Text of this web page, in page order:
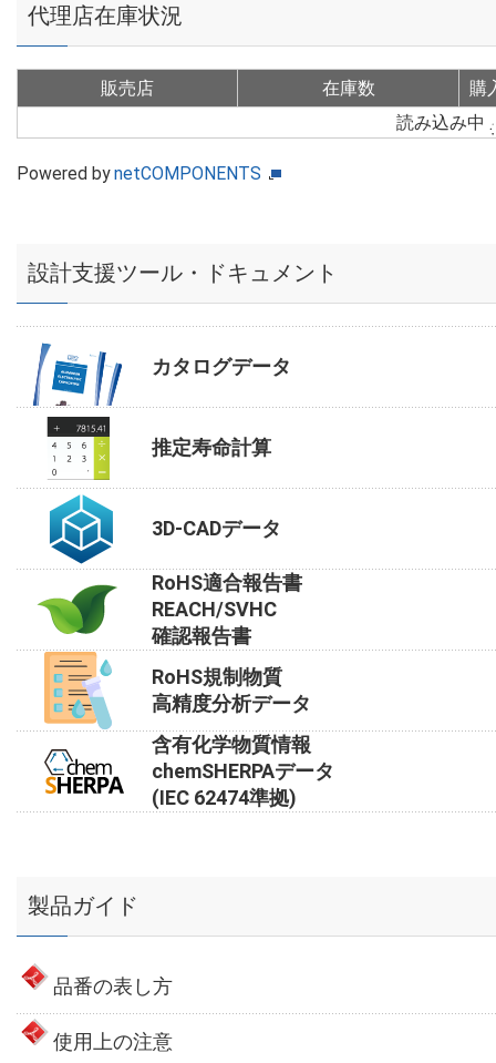
代理店在庫状況
販売店 在庫数
購
読み込み中
Powered bynetCOMPONENTS
設計支援ツール・ドキュメント
カタログデータ
推定寿命計算
3D-CADデータ
RoHS適合報告書
REACH/SVHC
確認報告書
RoHS規制物質
高精度分析データ
含有化学物質情報
chemSHERPAデータ
(IEC 62474準拠)
製品ガイド
品番の表し方
使用上の注意